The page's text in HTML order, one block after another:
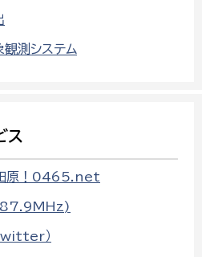
観測システム
ス
田原！0465.net
87.9MHz)
）